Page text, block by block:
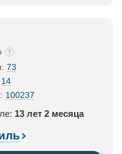
73
14
100237
13 лет 2 месяца